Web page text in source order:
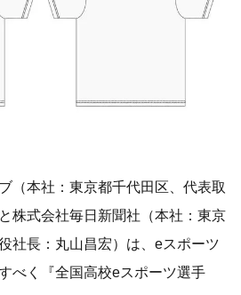
（本社：東京都千代田区、代表取
株式会社毎日新聞社（本社：東京
社長：丸山昌宏）は、eスポーツ
べく『全国高校eスポーツ選手